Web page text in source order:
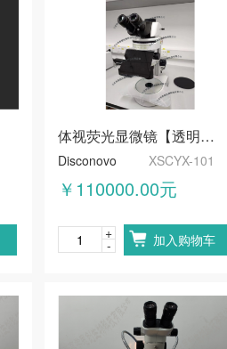
体视荧光显微镜【透明底座】
Disconovo XSCYX-101
￥110000.00元
-
+ 加入购物车